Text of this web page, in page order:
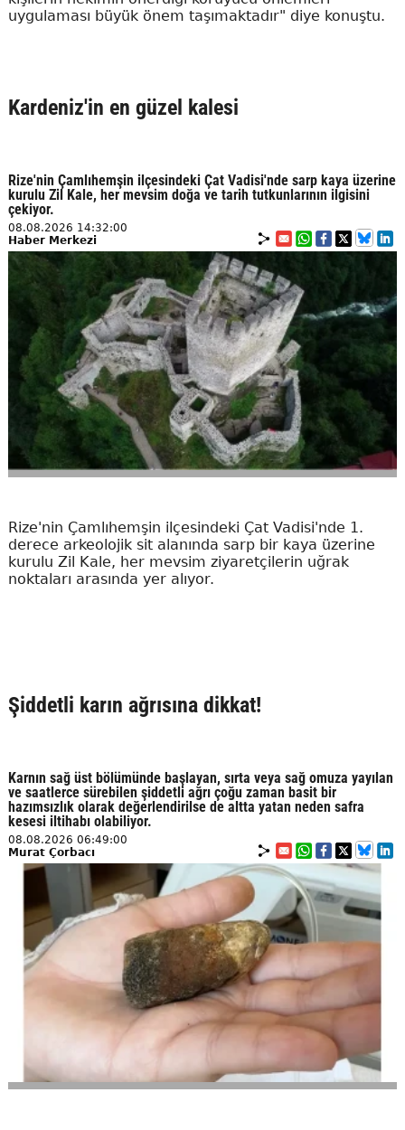
uygulaması büyük önem taşımaktadır" diye konuştu.
Kardeniz'in en güzel kalesi
Rize'nin Çamlıhemşin ilçesindeki Çat Vadisi'nde sarp kaya üzerine
kurulu Zil Kale, her mevsim doğa ve tarih tutkunlarının ilgisini
çekiyor.
08.08.2026 14:32:00
Haber Merkezi
Rize'nin Çamlıhemşin ilçesindeki Çat Vadisi'nde 1.
derece arkeolojik sit alanında sarp bir kaya üzerine
kurulu Zil Kale, her mevsim ziyaretçilerin uğrak
noktaları arasında yer alıyor.
Şiddetli karın ağrısına dikkat!
Karnın sağ üst bölümünde başlayan, sırta veya sağ omuza yayılan
ve saatlerce sürebilen şiddetli ağrı çoğu zaman basit bir
hazımsızlık olarak değerlendirilse de altta yatan neden safra
kesesi iltihabı olabiliyor.
08.08.2026 06:49:00
Murat Çorbacı